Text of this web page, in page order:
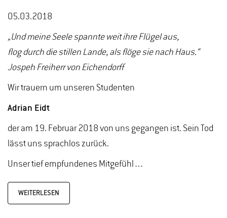
05.03.2018
„Und meine Seele spannte weit ihre Flügel aus,
flog durch die stillen Lande, als flöge sie nach Haus.“
Jospeh Freiherr von Eichendorff
Wir trauern um unseren Studenten
Adrian Eidt
der am 19. Februar 2018 von uns gegangen ist. Sein Tod
lässt uns sprachlos zurück.
Unser tief empfundenes Mitgefühl…
WEITERLESEN